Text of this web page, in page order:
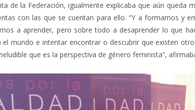
de la Federación, igualmente explicaba que aún queda
con las que se cuentan para ello. “Y a formarnos y
a aprender, pero sobre todo a desaprender lo que
mundo e intentar encontrar o descubrir que existen
que es la perspectiva de género feminista”,